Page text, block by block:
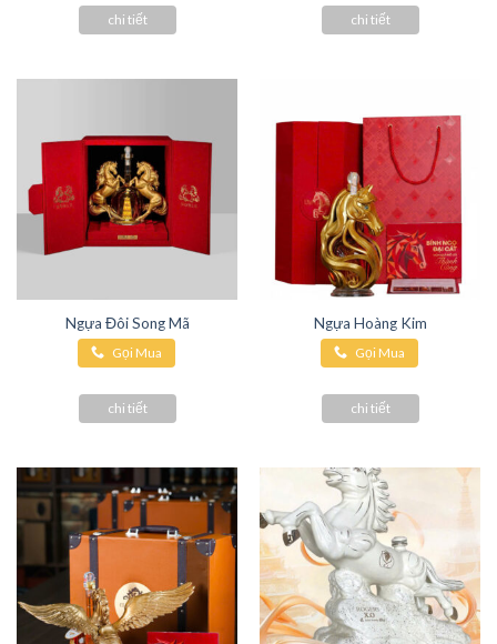
chi tiết
chi tiết
Ngựa Đôi Song Mã
Gọi Mua
chi tiết
Ngựa Hoàng Kim
Gọi Mua
chi tiết